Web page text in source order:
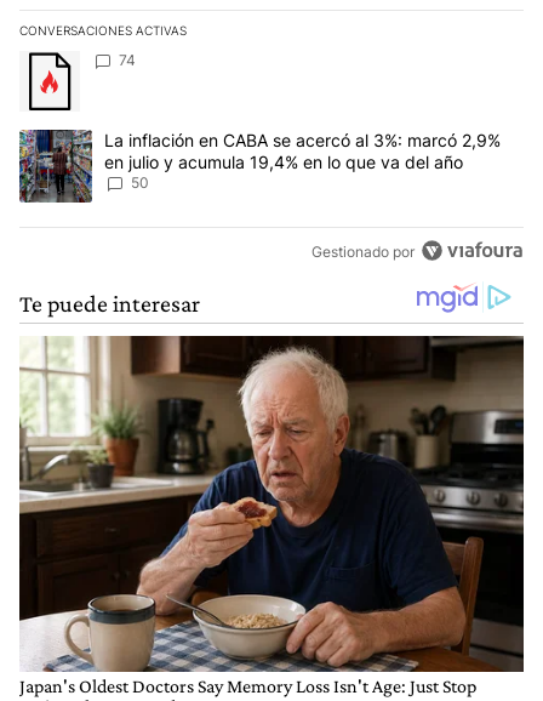
CONVERSACIONES ACTIVAS
Este listado muestra los artículos con más comentarios en los
Un artículo de tendencia con el título "" con 74 comentarios.
74
Un artículo de tendencia con el título "La inflación en CABA se
La inflación en CABA se acercó al 3%: marcó 2,9%
en julio y acumula 19,4% en lo que va del año
50
Gestionado por